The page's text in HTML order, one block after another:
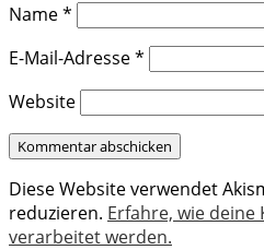
Name*
E-Mail-Adresse*
Website
Diese Website verwendet
reduzieren. Erfahre, wie
verarbeitet werden.